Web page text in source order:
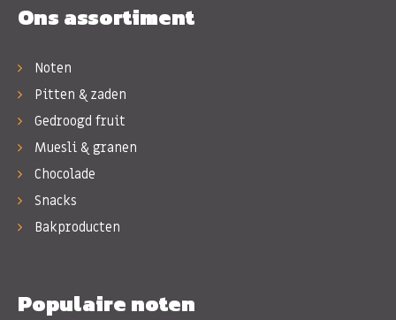
Ons assortiment
Noten
Pitten & zaden
Gedroogd fruit
Muesli & granen
Chocolade
Snacks
Bakproducten
Populaire noten